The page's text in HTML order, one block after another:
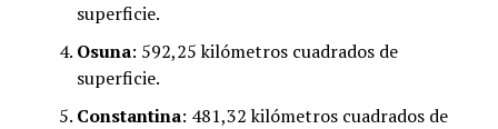
superficie.
Osuna: 592,25 kilómetros cuadrados de
superficie.
Constantina: 481,32 kilómetros cuadrados de